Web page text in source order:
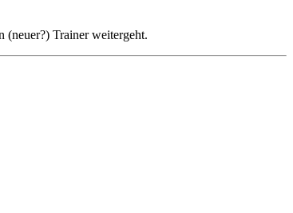
(neuer?) Trainer weitergeht.